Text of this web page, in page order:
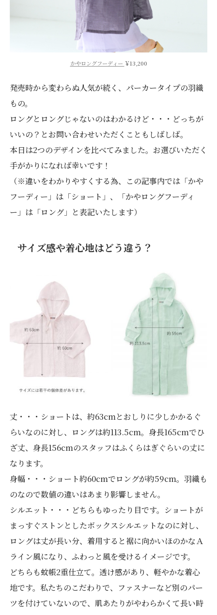
かやロングフーディー ￥13,200
発売時から変わらぬ人気が続く、パーカータイプの羽織
もの。
ロングとロングじゃないのはわかるけど・・・どっちが
いいの？とお問い合わせいただくこともしばしば。
本日は2つのデザインを比べてみました。お選びいただく
手がかりになれば幸いです！
（※違いをわかりやすくする為、この記事内では「かや
フーディー」は「ショート」、「かやロングフーディ
ー」は「ロング」と表記いたします）
サイズ感や着心地はどう違う？
丈・・・ショートは、約63cmとおしりに少しかかるぐ
らいなのに対し、ロングは約113.5cm。身長165cmでひ
ざ丈、身長156cmのスタッフはふくらはぎぐらいの丈に
なります。
身幅・・・ショート約60cmでロングが約59cm。羽織も
のなので数値の違いはあまり影響しません。
シルエット・・・どちらもゆったり目です。ショートが
まっすぐストンとしたボックスシルエットなのに対し、
ロングは丈が長い分、着用すると裾に向かいほのかなＡ
ライン風になり、ふわっと風を受けるイメージです。
どちらも蚊帳2重仕立て。透け感があり、軽やかな着心
地です。私たちのこだわりで、ファスナーなど別のパー
ツを付けていないので、肌あたりがやわらかくて長い時